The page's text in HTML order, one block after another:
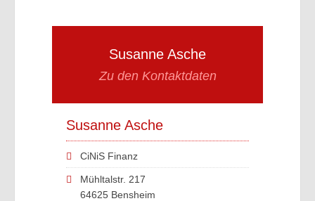
Susanne Asche
Zu den Kontaktdaten
Susanne Asche
CiNiS Finanz
Mühltalstr. 217
64625 Bensheim